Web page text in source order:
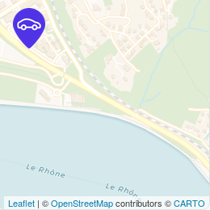
Leaflet | ©OpenStreetMapcontributors ©CARTO